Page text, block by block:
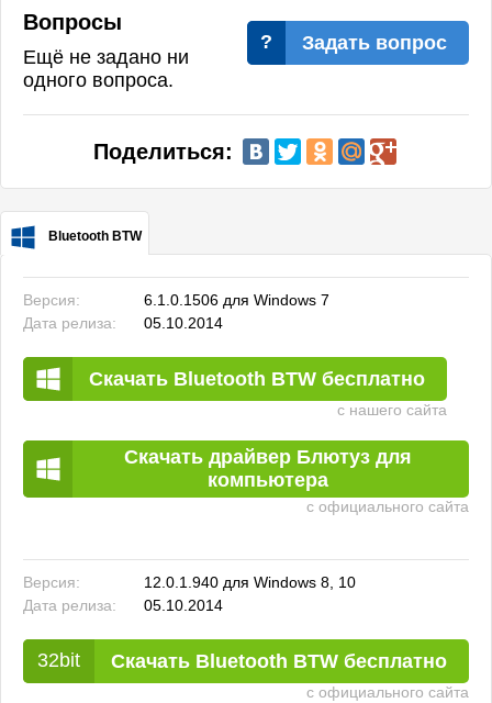
Задать вопрос
Вопросы
Ещё не задано ни
одного вопроса.
Поделиться:
Bluetooth BTW для Windows
Версия:
6.1.0.1506 для Windows 7
Дата релиза:
05.10.2014
Скачать Bluetooth BTW бесплатно
с нашего сайта
Скачать драйвер Блютуз для
компьютера
с официального сайта
Версия:
12.0.1.940 для Windows 8, 10
Дата релиза:
05.10.2014
Скачать Bluetooth BTW бесплатно
с официального сайта